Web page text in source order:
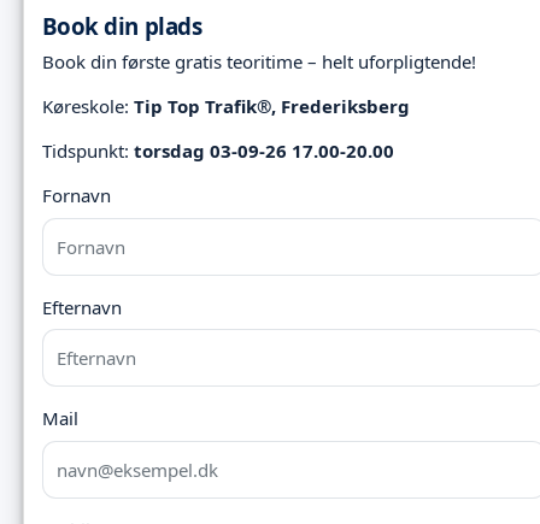
Book din plads
Book din første gratis teoritime – helt uforpligtende!
Køreskole: Tip Top Trafik®, Frederiksberg
Tidspunkt: torsdag 03-09-26 17.00-20.00
Fornavn
Efternavn
Mail